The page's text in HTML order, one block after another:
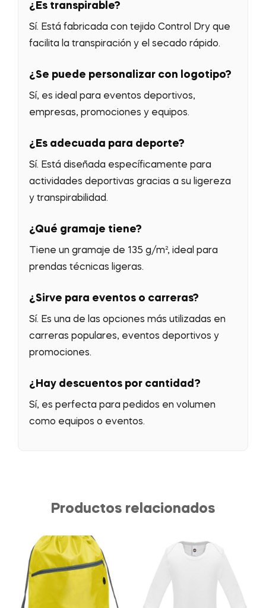
¿Es transpirable?
Sí. Está fabricada con tejido Control Dry que
facilita la transpiración y el secado rápido.
¿Se puede personalizar con logotipo?
Sí, es ideal para eventos deportivos,
empresas, promociones y equipos.
¿Es adecuada para deporte?
Sí. Está diseñada específicamente para
actividades deportivas gracias a su ligereza
y transpirabilidad.
¿Qué gramaje tiene?
Tiene un gramaje de 135 g/m², ideal para
prendas técnicas ligeras.
¿Sirve para eventos o carreras?
Sí. Es una de las opciones más utilizadas en
carreras populares, eventos deportivos y
promociones.
¿Hay descuentos por cantidad?
Sí, es perfecta para pedidos en volumen
como equipos o eventos.
Productos relacionados